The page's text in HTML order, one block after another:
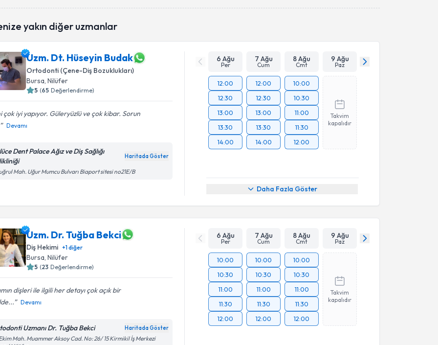
yakın diğer uzmanlar
Uzm. Dt. Hüseyin Budak
Ortodonti (Çene-Diş Bozuklukları)
Bursa , Nilüfer
5 (65 Değerlendirme)
çok iyi yapıyor. Güleryüzlü ve çok kibar. Sorun
Devamı
Dent Palace Ağız ve Diş Sağlığı
Haritada Göster
Mah. Uğur Mumcu Bulvarı Biaport sitesi no21E/B
6 Ağu
Per
7 Ağu
Cum
8 Ağu
Cmt
9 Ağu
Paz
12:00
12:30
13:00
13:30
14:00
12:00
12:30
13:00
13:30
14:00
10:00
10:30
11:00
11:30
12:00
Takvim
kapalıdır
Daha Fazla Göster
Uzm. Dr. Tuğba Bekci
Diş Hekimi +1diğer
Bursa, Nilüfer
5 (23 Değerlendirme)
dişleri ile ilgili her detayı çok açık bir
Devamı
Uzmanı Dr. Tuğba Bekci Haritada Göster
Mah. Muammer Aksoy Cad. No: 26/ 15 Kirmikil İş Merkezi
6 Ağu
Per
7 Ağu
Cum
8 Ağu
Cmt
9 Ağu
Paz
10:00
10:30
11:00
11:30
12:00
10:00
10:30
11:00
11:30
12:00
10:00
10:30
11:00
11:30
12:00
Takvim
kapalıdır